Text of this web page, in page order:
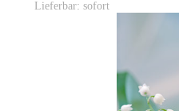
Lieferbar: sofort